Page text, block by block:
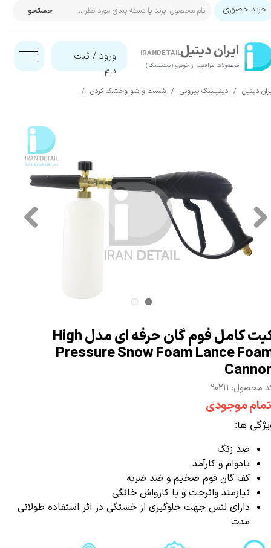
ایران‌ دیتیل
محصولات مراقبت از خودرو (دیتیلینگ)​​​​​​​
IRANDETAIL ورود / ثبت
نام
حساب کاربری من
تغییر گذر واژه
جستجو خرید حضوری
دیتیل دیتیلینگ بیرونی شست و شو وخشک کردن
کیت کامل فوم گان حرفه ای مدل High
Pressure Snow Foam Lance
محصول: 90211
موجودی
ها:
ضد زنگ
بادوام و کارآمد
کف گان فوم ضخیم و ضد ضربه
نیازمند واترجت و یا کارواش خانگی
دارای لنس جهت جلوگیری از خستگی در اثر استفاده طولانی
مدت